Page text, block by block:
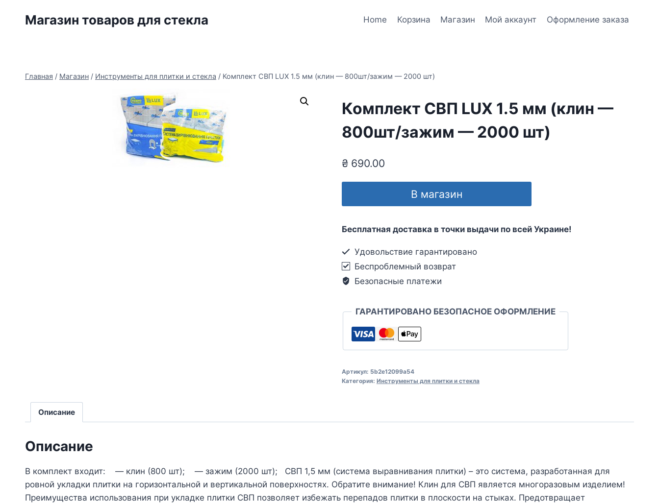
Магазин товаров для стекла Home Корзина Магазин Мой аккаунт Оформление заказа
Главная / Магазин / Инструменты для плитки и стекла / Комплект СВП LUX 1.5 мм (клин — 800шт/зажим — 2000 шт)
Комплект СВП LUX 1.5 мм (клин —
800шт/зажим — 2000 шт)
₴690.00
В магазин
Бесплатная доставка в точки выдачи по всей Украине!
Удовольствие гарантировано
Беспроблемный возврат
Безопасные платежи
ГАРАНТИРОВАНО БЕЗОПАСНОЕ ОФОРМЛЕНИЕ
Артикул: 5b2e12099a54
Категория: Инструменты для плитки и стекла
Описание
Описание
В комплект входит: — клин (800 шт); — зажим (2000 шт); СВП 1,5 мм (система выравнивания плитки) – это система, разработанная для
ровной укладки плитки на горизонтальной и вертикальной поверхностях. Обратите внимание! Клин для СВП является многоразовым изделием!
Преимущества использования при укладке плитки СВП позволяет избежать перепадов плитки в плоскости на стыках. Предотвращает